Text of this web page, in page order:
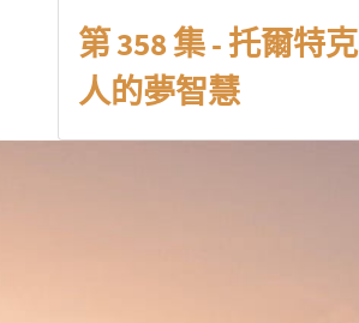
第 358 集 - 托爾特克
人的夢智慧